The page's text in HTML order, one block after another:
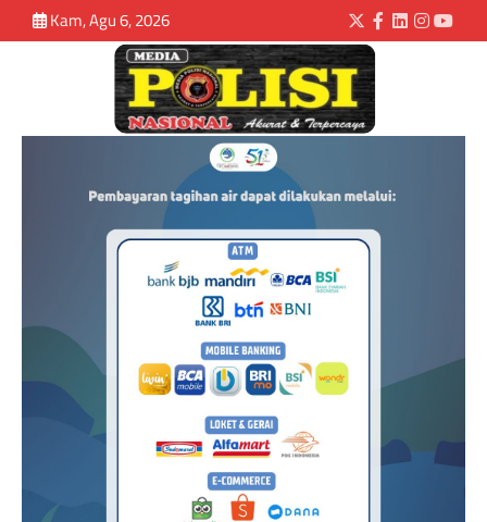
Kam, Agu 6, 2026